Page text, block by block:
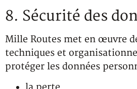
8. Sécurité des
Mille Routes met en œuvre
techniques et
protéger les données